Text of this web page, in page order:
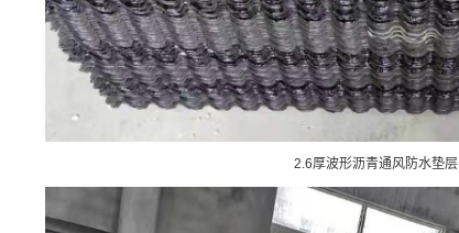
2.6厚波形沥青通风防水垫层